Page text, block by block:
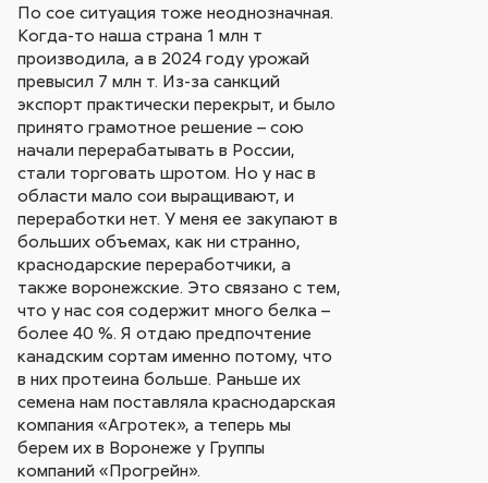
По сое ситуация тоже неоднозначная.
Когда-то наша страна 1 млн т
производила, а в 2024 году урожай
превысил 7 млн т. Из-за санкций
экспорт практически перекрыт, и было
принято грамотное решение – сою
начали перерабатывать в России,
стали торговать шротом. Но у нас в
области мало сои выращивают, и
переработки нет. У меня ее закупают в
больших объемах, как ни странно,
краснодарские переработчики, а
также воронежские. Это связано с тем,
что у нас соя содержит много белка –
более 40 %. Я отдаю предпочтение
канадским сортам именно потому, что
в них протеина больше. Раньше их
семена нам поставляла краснодарская
компания «Агротек», а теперь мы
берем их в Воронеже у Группы
компаний «Прогрейн».